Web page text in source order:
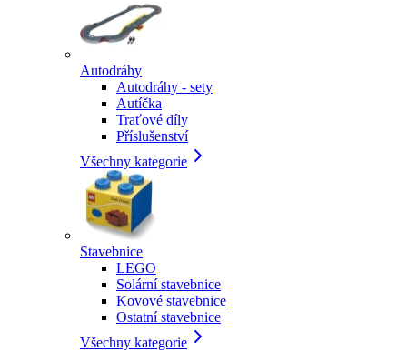
Autodráhy
Autodráhy - sety
Autíčka
Traťové díly
Příslušenství
Všechny kategorie
Stavebnice
LEGO
Solární stavebnice
Kovové stavebnice
Ostatní stavebnice
Všechny kategorie